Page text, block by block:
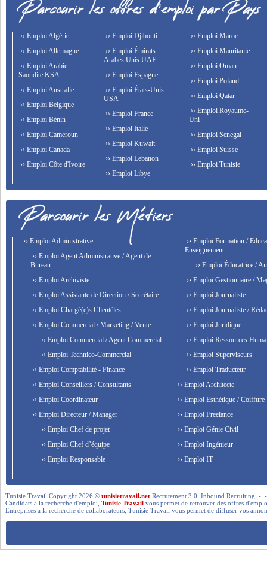
›› Emploi Algérie
›› Emploi Allemagne
›› Emploi Arabie
Saoudite KSA
›› Emploi Australie
›› Emploi Belgique
›› Emploi Bénin
›› Emploi Cameroun
›› Emploi Canada
›› Emploi Côte d'Ivoire
›› Emploi Djibouti
›› Emploi Émirats
Arabes Unis UAE
›› Emploi Espagne
›› Emploi États-Unis
USA
›› Emploi France
›› Emploi Italie
›› Emploi Kuwait
›› Emploi Lebanon
›› Emploi Libye
›› Emploi Maroc
›› Emploi Mauritanie
›› Emploi Oman
›› Emploi Poland
›› Emploi Qatar
›› Emploi Royaume-
Uni
›› Emploi Senegal
›› Emploi Suisse
›› Emploi Tunisie
›› Emploi Administrative
›› Emploi Agent Administrative / Agent de
Bureau
›› Emploi Archiviste
›› Emploi Assistante de Direction / Secrétaire
›› Emploi Chargé(e)s Clientèles
›› Emploi Commercial / Marketing / Vente
›› Emploi Commercial / Agent Commercial
›› Emploi Technico-Commercial
›› Emploi Comptabilité - Finance
›› Emploi Conseillers / Consultants
›› Emploi Coordinateur
›› Emploi Directeur / Manager
›› Emploi Chef de projet
›› Emploi Chef d’équipe
›› Emploi Responsable
›› Emploi Formation /
Enseignement
›› Emploi Éducatrice /
›› Emploi Gestionnaire /
›› Emploi Journaliste
›› Emploi Journaliste /
›› Emploi Juridique
›› Emploi Ressources
›› Emploi Superviseurs
›› Emploi Traducteur
›› Emploi Architecte
›› Emploi Esthétique / Coiffure
›› Emploi Freelance
›› Emploi Génie Civil
›› Emploi Ingénieur
›› Emploi IT
Tunisie Travail Copyright 2026 ©tunisietravail.net Recrutement 3.0, Inbound Recruiting .-
Candidats a la recherche d'emploi,Tunisie Travail vous permet de retrouver des offres
Entreprises a la recherche de collaborateurs, Tunisie Travail vous permet de diffuser vos